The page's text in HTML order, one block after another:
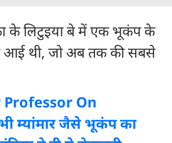
के लिटुइया बे में एक भूकंप के
आई थी, जो अब तक की सबसे
On
म्यांमार जैसे भूकंप का